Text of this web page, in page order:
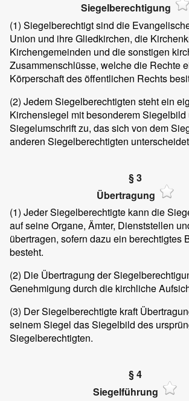
Siegelberechtigung
(1) Siegelberechtigt sind die
Union und ihre Gliedkirchen, die
Kirchengemeinden und die sonstigen
Zusammenschlüsse, welche die Rechte
Körperschaft des öffentlichen Rechts
(2) Jedem Siegelberechtigten steht ein
Kirchensiegel mit besonderem
Siegelumschrift zu, das sich von dem
anderen Siegelberechtigten
§ 3
Übertragung
(1) Jeder Siegelberechtigte kann die
auf seine Organe, Ämter, Dienststellen
übertragen, sofern dazu ein berechtigtes
besteht.
(2) Die Übertragung der
Genehmigung durch die kirchliche
(3) Der Siegelberechtigte kraft
seinem Siegel das Siegelbild des
Siegelberechtigten.
§ 4
Siegelführung